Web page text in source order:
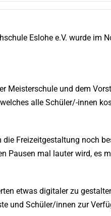
Eslohe e.V. wurde
Meisterschule und dem
alle Schüler/-innen
Freizeitgestaltung noch
Pausen mal lauter wird, es
etwas digitaler zu
und Schüler/innen zur